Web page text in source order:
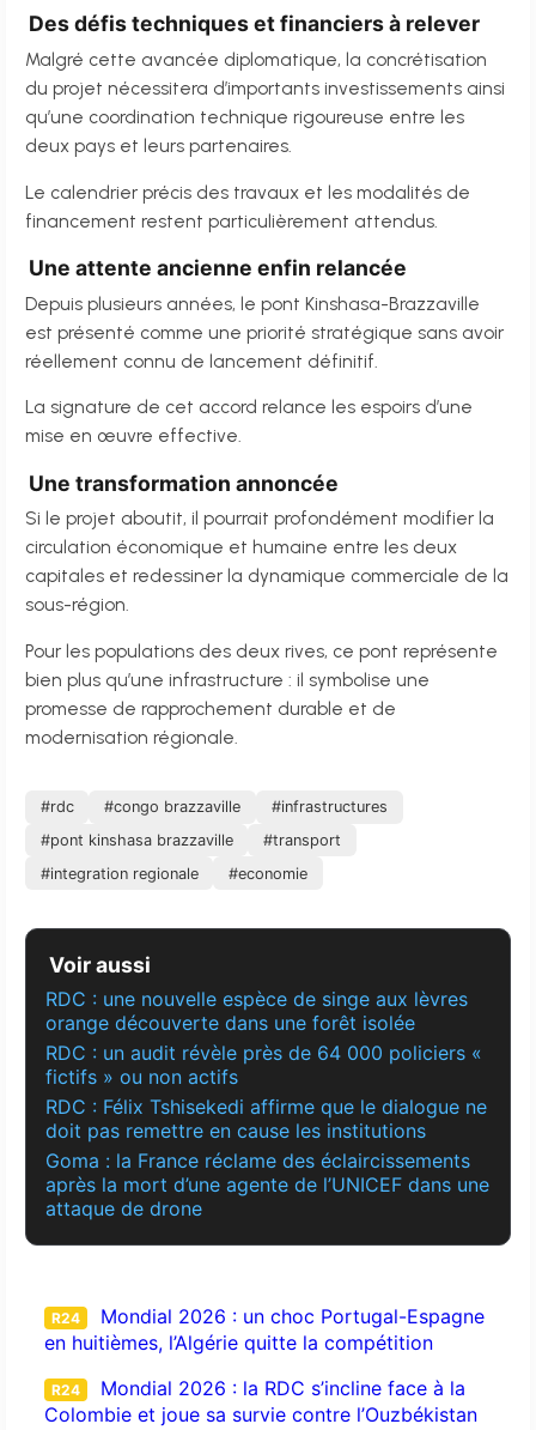
Des défis techniques et financiers à relever
Malgré cette avancée diplomatique, la concrétisation
du projet nécessitera d’importants investissements ainsi
qu’une coordination technique rigoureuse entre les
deux pays et leurs partenaires.
Le calendrier précis des travaux et les modalités de
financement restent particulièrement attendus.
Une attente ancienne enfin relancée
Depuis plusieurs années, le pont Kinshasa-Brazzaville
est présenté comme une priorité stratégique sans avoir
réellement connu de lancement définitif.
La signature de cet accord relance les espoirs d’une
mise en œuvre effective.
Une transformation annoncée
Si le projet aboutit, il pourrait profondément modifier la
circulation économique et humaine entre les deux
capitales et redessiner la dynamique commerciale de la
sous-région.
Pour les populations des deux rives, ce pont représente
bien plus qu’une infrastructure : il symbolise une
promesse de rapprochement durable et de
modernisation régionale.
#rdc #congo brazzaville
#infrastructures
#pont kinshasa brazzaville
#transport
#integration regionale
#economie
Voir aussi
RDC : une nouvelle espèce de singe aux lèvres
orange découverte dans une forêt isolée
RDC : un audit révèle près de 64 000 policiers «
fictifs » ou non actifs
RDC : Félix Tshisekedi affirme que le dialogue ne
doit pas remettre en cause les institutions
Goma : la France réclame des éclaircissements
après la mort d’une agente de l’UNICEF dans une
attaque de drone
R24
Mondial 2026 : un choc Portugal-Espagne
en huitièmes, l’Algérie quitte la compétition
R24
Mondial 2026 : la RDC s’incline face à la
Colombie et joue sa survie contre l’Ouzbékistan